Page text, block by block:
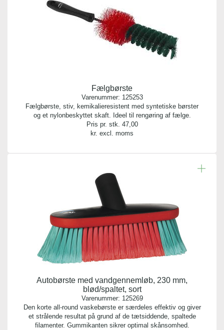
Vægt gram:
0.195 gr
Indhold:
1 stk.
Bredde:
27,00 cm
Højde:
13,00 cm
Fælgbørste
Varenummer: 125253
Fælgbørste, stiv, kemikalieresistent med syntetiske børster
og et nylonbeskyttet skaft. Ideel til rengøring af fælge.
Pris pr. stk. 47,00
kr. excl. moms
Autobørste med vandgennemløb, 230 mm,
blød/spaltet, sort
Varenummer: 125269
Den korte all-round vaskebørste er særdeles effektiv og giver
et strålende resultat på grund af de tætsiddende, spaltede
filamenter. Gummikanten sikrer optimal skånsomhed.